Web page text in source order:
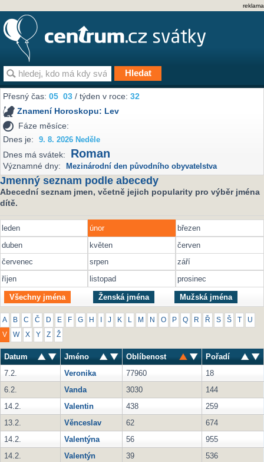
reklama
Přesný čas:05 03 / týden v roce:32
Znamení Horoskopu: Lev
Fáze měsíce:
Dnes je:
9. 8. 2026 Neděle
Dnes má svátek: Roman
Významné dny: Mezinárodní den původního obyvatelstva
Jmenný seznam podle abecedy
Abecední seznam jmen, včetně jejich popularity pro výběr jména
dítě.
leden únor
březen
duben
květen
červen
červenec
srpen
září
říjen
listopad prosinec
Všechny jména Ženská jména Mužská jména
A B C Č D E F G H J K M N O P Q R Ř S Š U
V W X Y Z Ž
Datum Jméno Oblíbenost
Pořadí
7.2.
Veronika 77960
18
6.2.
Vanda 3030
144
14.2.
Valentin 438
259
13.2.
Věnceslav 62
674
14.2.
Valentýna 56
955
14.2.
Valentýn 39 536